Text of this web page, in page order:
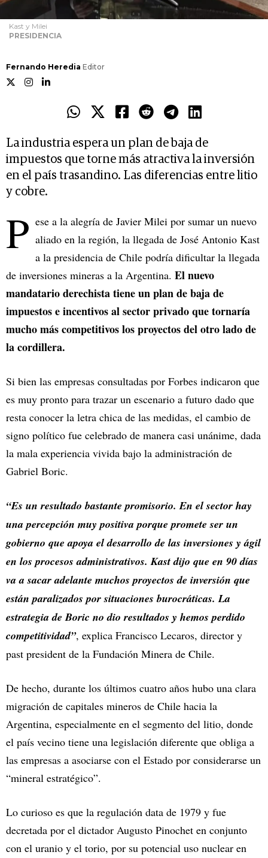
Kast y Milei
PRESIDENCIA
Fernando Heredia Editor
La industria espera un plan de baja de
impuestos que torne más atractiva la inversión
en el país trasandino. Las diferencias entre litio
y cobre.
P ese a la alegría de Javier Milei por sumar un nuevo
aliado en la región, la llegada de José Antonio Kast
a la presidencia de Chile podría dificultar la llegada
de inversiones mineras a la Argentina. El nuevo
mandatario derechista tiene un plan de baja de
impuestos e incentivos al sector privado que tornaría
mucho más competitivos los proyectos del otro lado de
la cordillera.
Si bien las empresas consultadas por Forbes indicaron que
es muy pronto para trazar un escenario a futuro dado que
resta conocer la letra chica de las medidas, el cambio de
signo político fue celebrado de manera casi unánime, dada
la mala experiencia vivida bajo la administración de
Gabriel Boric.
“Es un resultado bastante promisorio. En el sector hay
una percepción muy positiva porque promete ser un
gobierno que apoya el desarrollo de las inversiones y ágil
en los procesos administrativos. Kast dijo que en 90 días
va a sacar adelante muchos proyectos de inversión que
están paralizados por situaciones burocráticas. La
estrategia de Boric no dio resultados y hemos perdido
competitividad”, explica Francisco Lecaros, director y
past president de la Fundación Minera de Chile.
De hecho, durante los últimos cuatro años hubo una clara
migración de capitales mineros de Chile hacia la
Argentina, especialmente en el segmento del litio, donde
el país vecino tiene una legislación diferente que obliga a
las empresas a asociarse con el Estado por considerarse un
“mineral estratégico”.
Lo curioso es que la regulación data de 1979 y fue
decretada por el dictador Augusto Pinochet en conjunto
con el uranio y el torio, por su potencial uso nuclear en